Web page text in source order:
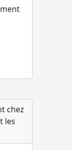
chez
les